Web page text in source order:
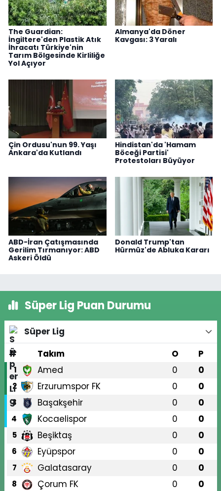
The Guardian:
İngiltere'den Plastik Atık
İhracatı Türkiye'nin
Tarım Bölgesinde Kirliliğe
Yol Açıyor
Almanya'da Döner
Kavgası: 3 Yaralı
Çin Ordusu'nun 99. Yaşı
Ankara'da Kutlandı
Hindistan'da 'Hamam
Böceği Partisi'
Protestoları Büyüyor
ABD-İran Çatışmasında
Gerilim Tırmanıyor: ABD
Askeri Öldü
Donald Trump'tan
Hürmüz'de Abluka Kararı
Süper Lig Puan Durumu
Süper Lig
#
Takım O P
1 Amed 0 0
2 Erzurumspor FK 0 0
3 Başakşehir 0 0
4 Kocaelispor 0 0
5 Beşiktaş 0 0
6 Eyüpspor 0 0
7 Galatasaray 0 0
8 Çorum FK 0 0